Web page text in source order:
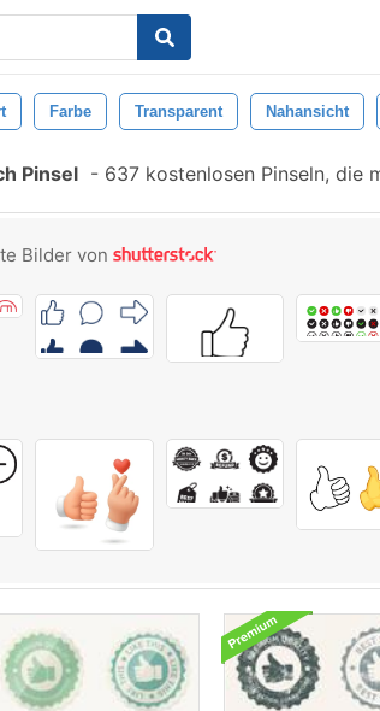
Farbe Transparent Nahansicht
Pinsel - 637 kostenlosen Pinseln, die
Bilder von